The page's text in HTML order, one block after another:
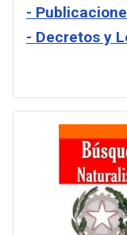
-
- Decretos y